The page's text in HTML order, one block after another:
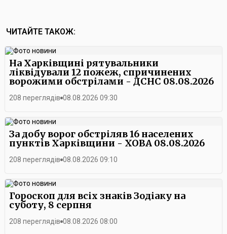
ЧИТАЙТЕ ТАКОЖ:
На Харківщині рятувальники
ліквідували 12 пожеж, спричинених
ворожими обстрілами - ДСНС 08.08.2026
208 переглядів 08.08.2026 09:30
За добу ворог обстріляв 16 населених
пунктів Харківщини - ХОВА 08.08.2026
208 переглядів 08.08.2026 09:10
Гороскоп для всіх знаків Зодіаку на
суботу, 8 серпня
208 переглядів 08.08.2026 08:00